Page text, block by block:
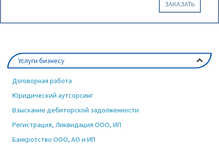
ЗАКАЗАТЬ
Услуги бизнесу
Договорная работа
Юридический аутсорсинг
Взыскание дебиторской задолженности
Регистрация, Ликвидация ООО, ИП
Банкротство ООО, АО и ИП